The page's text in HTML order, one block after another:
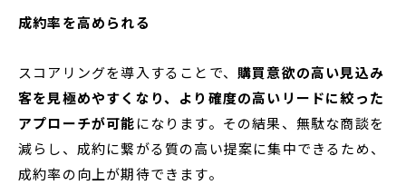
成約率を高められる
スコアリングを導入することで、 購買意欲の高い見込み
客を見極めやすくなり、より確度の高いリードに絞った
アプローチが可能になります。その結果、無駄な商談を
減らし、成約に繋がる質の高い提案に集中できるため、
成約率の向上が期待できます。